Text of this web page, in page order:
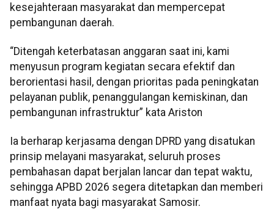
kesejahteraan masyarakat dan mempercepat
pembangunan daerah.
“Ditengah keterbatasan anggaran saat ini, kami
menyusun program kegiatan secara efektif dan
berorientasi hasil, dengan prioritas pada peningkatan
pelayanan publik, penanggulangan kemiskinan, dan
pembangunan infrastruktur” kata Ariston
Ia berharap kerjasama dengan DPRD yang disatukan
prinsip melayani masyarakat, seluruh proses
pembahasan dapat berjalan lancar dan tepat waktu,
sehingga APBD 2026 segera ditetapkan dan memberi
manfaat nyata bagi masyarakat Samosir.